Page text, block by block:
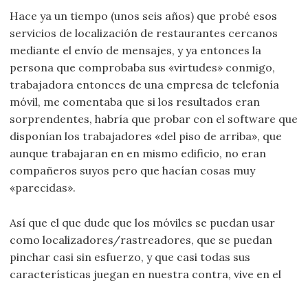
Hace ya un tiempo (unos seis años) que probé esos
servicios de localización de restaurantes cercanos
mediante el envío de mensajes, y ya entonces la
persona que comprobaba sus «virtudes» conmigo,
trabajadora entonces de una empresa de telefonía
móvil, me comentaba que si los resultados eran
sorprendentes, habría que probar con el software que
disponían los trabajadores «del piso de arriba», que
aunque trabajaran en en mismo edificio, no eran
compañeros suyos pero que hacían cosas muy
«parecidas».
Así que el que dude que los móviles se puedan usar
como localizadores/rastreadores, que se puedan
pinchar casi sin esfuerzo, y que casi todas sus
características juegan en nuestra contra, vive en el